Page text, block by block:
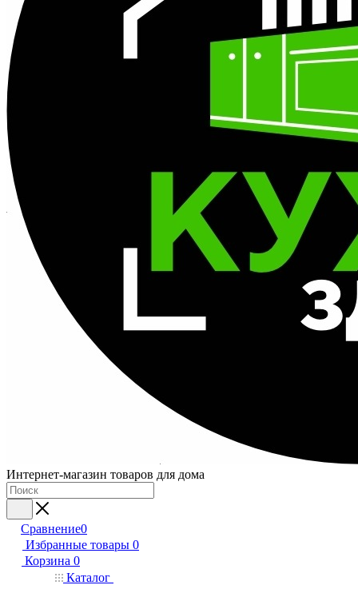
Интернет-магазин товаров для дома
Сравнение0
Избранные товары 0
Корзина 0
Каталог